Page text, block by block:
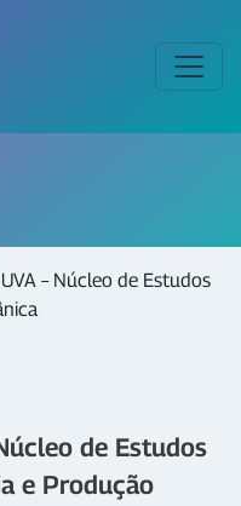
– Núcleo de Estudos
de Estudos
e Produção